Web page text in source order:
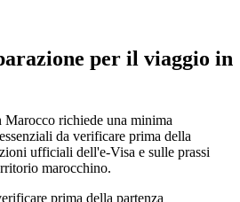
per il viaggio in
richiede una minima
da verificare prima della
ufficiali dell'e-Visa e sulle prassi
marocchino.
prima della partenza